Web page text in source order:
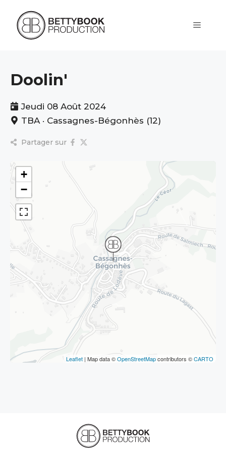
contenu
Doolin'
Jeudi 08 Août 2024
TBA · Cassagnes-Bégonhès (12)
Partager sur
+
−
Leaflet | Map data ©OpenStreetMapcontributors ©CARTO